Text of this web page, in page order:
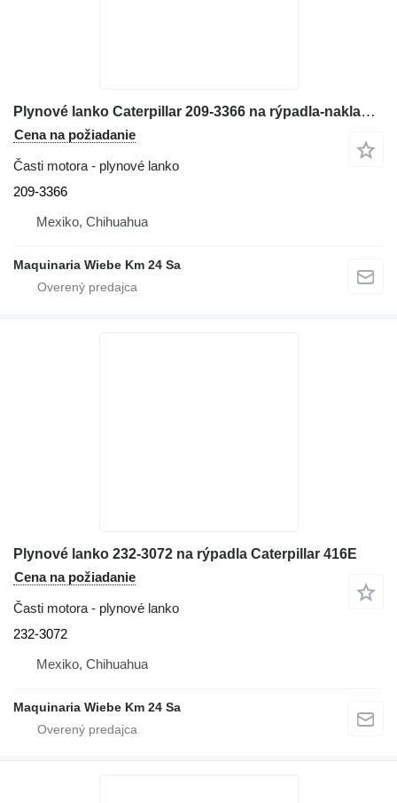
Plynové lanko Caterpillar 209-3366 na rýpadla-nakladača Caterpillar 416E
Cena na požiadanie
Časti motora - plynové lanko
209-3366
Mexiko, Chihuahua
Maquinaria Wiebe Km 24 Sa
Plynové lanko 232-3072 na rýpadla Caterpillar 416E
Cena na požiadanie
Časti motora - plynové lanko
232-3072
Mexiko, Chihuahua
Maquinaria Wiebe Km 24 Sa